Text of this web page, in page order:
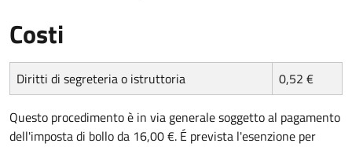
Costi
Diritti di segreteria o istruttoria 0,52 €
Questo procedimento è in via generale soggetto al pagamento
dell'imposta di bollo da 16,00 €. É prevista l'esenzione per